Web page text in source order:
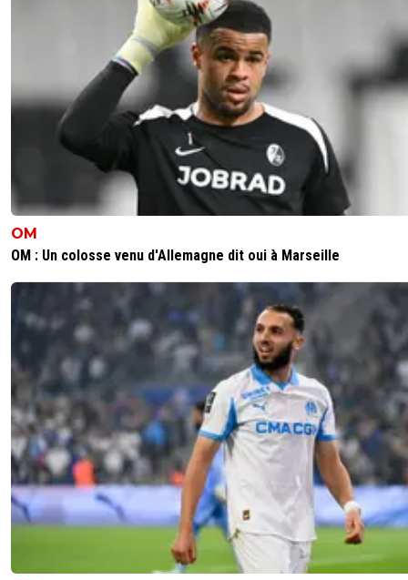
OM
OM : Un colosse venu d'Allemagne dit oui à Marseille